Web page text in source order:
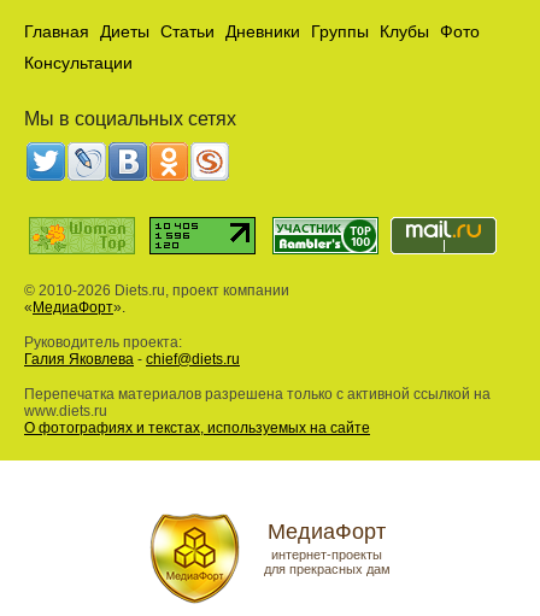
Главная Диеты Статьи Дневники Группы Клубы
Фото
Консультации
Мы в социальных сетях
© 2010-2026 Diets.ru, проект компании
« МедиаФорт».
Руководитель проекта:
Галия Яковлева - chief@diets.ru
Перепечатка материалов разрешена только с активной ссылкой на
www.diets.ru
О фотографиях и текстах, используемых на сайте
МедиаФорт
интернет-проекты
для прекрасных дам